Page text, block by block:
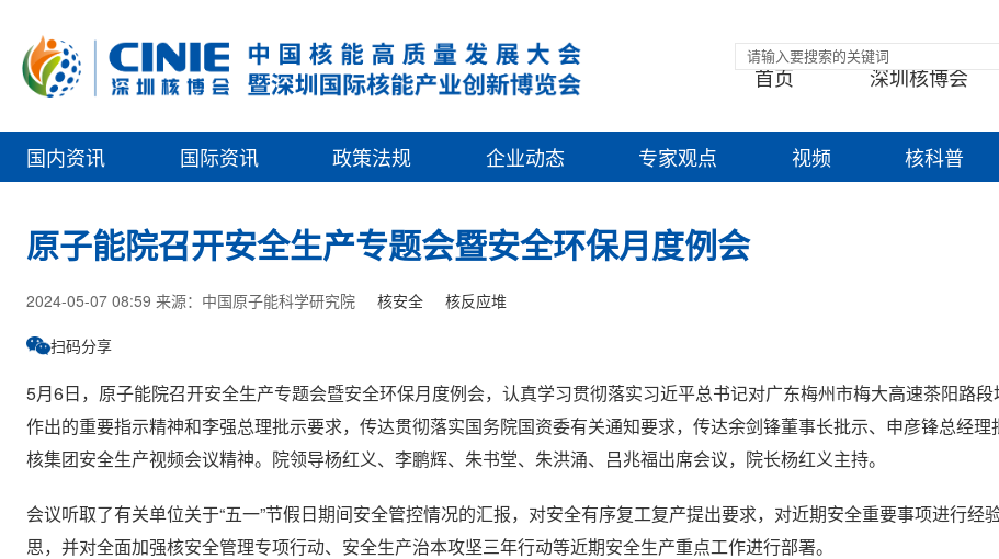
首页 深圳核博会
国内资讯 国际资讯 政策法规 企业动态 专家观点 视频 核科普
原子能院召开安全生产专题会暨安全环保月度例会
2024-05-07 08:59 来源：中国原子能科学研究院 核安全 核反应堆
扫码分享
5月6日，原子能院召开安全生产专题会暨安全环保月度例会，认真学习贯彻落实习近平总书记对广东梅州市梅大高速茶阳路段
作出的重要指示精神和李强总理批示要求，传达贯彻落实国务院国资委有关通知要求，传达余剑锋董事长批示、申彦锋总经理
核集团安全生产视频会议精神。院领导杨红义、李鹏辉、朱书堂、朱洪涌、吕兆福出席会议，院长杨红义主持。
会议听取了有关单位关于“五一”节假日期间安全管控情况的汇报，对安全有序复工复产提出要求，对近期安全重要事项进行经
思，并对全面加强核安全管理专项行动、安全生产治本攻坚三年行动等近期安全生产重点工作进行部署。